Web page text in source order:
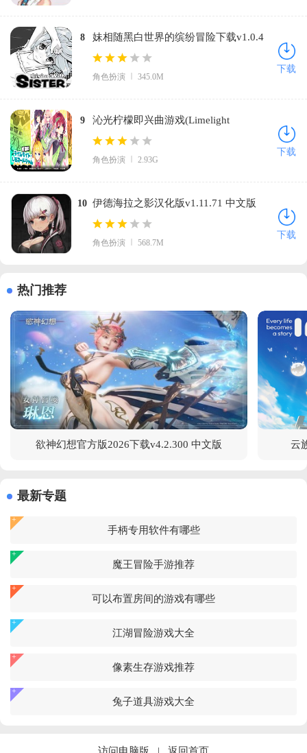
8
妹相随黑白世界的缤纷冒险下载v1.0.4
最新版
角色扮演 345.0M
下载
9
沁光柠檬即兴曲游戏(Limelight
Lemonade Jam)v1.0 官方版
角色扮演 2.93G
下载
10 伊德海拉之影汉化版v1.11.71 中文版
角色扮演 568.7M
下载
热门推荐
欲神幻想官方版2026下载v4.2.300 中文版 云
最新专题
手柄专用软件有哪些
魔王冒险手游推荐
可以布置房间的游戏有哪些
江湖冒险游戏大全
像素生存游戏推荐
兔子道具游戏大全